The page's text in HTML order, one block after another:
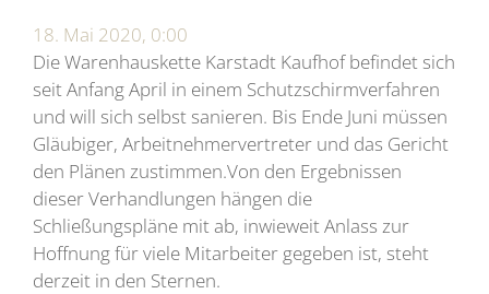
18. Mai 2020, 0:00
Die Warenhauskette Karstadt Kaufhof befindet sich
seit Anfang April in einem Schutzschirmverfahren
und will sich selbst sanieren. Bis Ende Juni müssen
Gläubiger, Arbeitnehmervertreter und das Gericht
den Plänen zustimmen.Von den Ergebnissen
dieser Verhandlungen hängen die
Schließungspläne mit ab, inwieweit Anlass zur
Hoffnung für viele Mitarbeiter gegeben ist, steht
derzeit in den Sternen.